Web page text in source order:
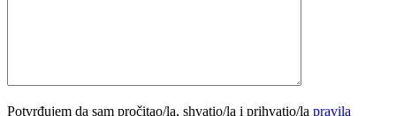
Potvrđujem da sam pročitao/la, shvatio/la i prihvatio/la pravila